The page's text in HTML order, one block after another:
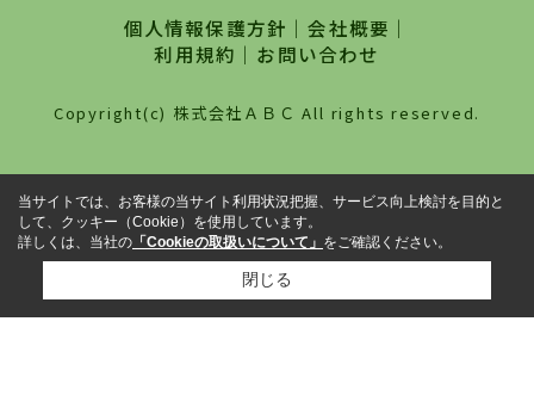
は、一度だけでは終わらない、お客様との末長い
お付き合いです。初めての一人暮らしから、就
職・ご結婚・売買物件の購入、などなど一生涯に
わたる、良きアドバイザーとして、地域に密着し
た営業スタイルで様々なお役立ちができればと強
わせください。
個人情報保護方針 ｜会社概要 ｜
利用規約 ｜ お問い合わせ
Copyright(c) 株式会社ＡＢＣ All rights reserved.
当サイトでは、お客様の当サイト利用状況把握、サービス向上検討を目的と
して、クッキー（Cookie）を使用しています。
詳しくは、当社の 「Cookieの取扱いについて」 をご確認ください。
閉じる